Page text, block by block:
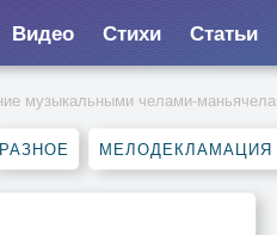
Видео Стихи Статьи
музыкальными челами-
РАЗНОЕ МЕЛОДЕКЛАМАЦИЯ